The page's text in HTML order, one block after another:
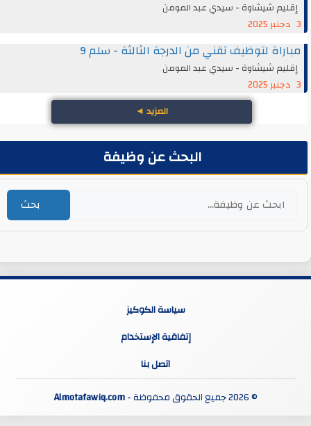
إقليم شيشاوة - سيدي عبد المومن
مباراة لتوظيف تقني من الدرجة الثالثة - سلم 9
إقليم شيشاوة - سيدي عبد المومن
المزيد◄
البحث عن وظيفة
بحث
سياسة الكوكيز
إتفاقية الإستخدام
اتصل بنا
© 2026 جميع الحقوق محفوظة -
Almotafawiq.com